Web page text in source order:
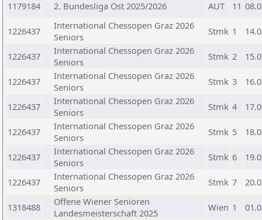
1179184 2. Bundesliga Ost 2025/2026 AUT 11
1226437
International Chessopen Graz 2026
Seniors
Stmk 1
1226437
International Chessopen Graz 2026
Seniors
Stmk 2
1226437
International Chessopen Graz 2026
Seniors
Stmk 3
1226437
International Chessopen Graz 2026
Seniors
Stmk 4
1226437
International Chessopen Graz 2026
Seniors
Stmk 5
1226437
International Chessopen Graz 2026
Seniors
Stmk 6
1226437
International Chessopen Graz 2026
Seniors
Stmk 7
1318488
Offene Wiener Senioren
Landesmeisterschaft 2025
Wien 1